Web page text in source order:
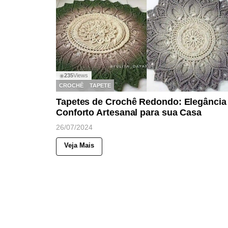
◉235Views
CROCHÊ
TAPETE
Tapetes de Crochê Redondo: Elegância
Conforto Artesanal para sua Casa
26/07/2024
Veja Mais